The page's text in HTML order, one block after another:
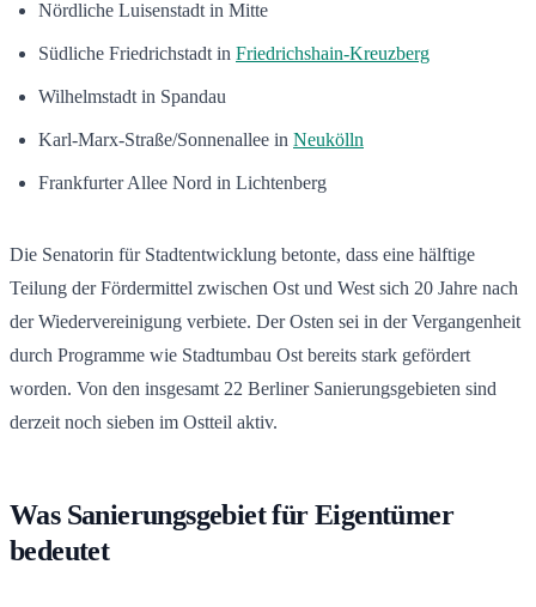
Nördliche Luisenstadt in Mitte
Südliche Friedrichstadt in Friedrichshain-Kreuzberg
Wilhelmstadt in Spandau
Karl-Marx-Straße/Sonnenallee in Neukölln
Frankfurter Allee Nord in Lichtenberg
Die Senatorin für Stadtentwicklung betonte, dass eine hälftige
Teilung der Fördermittel zwischen Ost und West sich 20 Jahre nach
der Wiedervereinigung verbiete. Der Osten sei in der Vergangenheit
durch Programme wie Stadtumbau Ost bereits stark gefördert
worden. Von den insgesamt 22 Berliner Sanierungsgebieten sind
derzeit noch sieben im Ostteil aktiv.
Was Sanierungsgebiet für Eigentümer
bedeutet